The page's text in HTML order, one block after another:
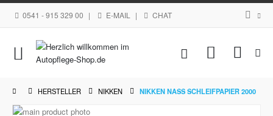
0541 - 915 329 00 | E-MAIL | CHAT
Navigation
umschalten
Mein
HERSTELLER NIKKEN NIKKEN NASS SCHLEIFPAPIER 2000
Zum